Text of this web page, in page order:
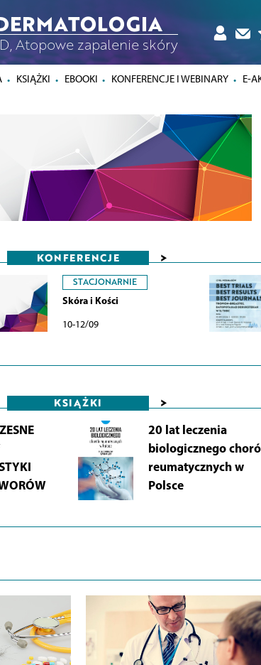
Atopowe zapalenie skóry
KSIĄŻKI EBOOKI KONFERENCJE I WEBINARY E-
KONFERENCJE >
STACJONARNIE
Skóra i Kości
10-12/09
KSIĄŻKI >
20 lat leczenia
biologicznego
reumatycznych w
Polsce